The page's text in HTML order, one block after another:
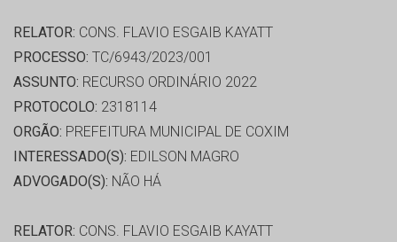
RELATOR: CONS. FLAVIO ESGAIB KAYATT
PROCESSO: TC/6943/2023/001
ASSUNTO: RECURSO ORDINÁRIO 2022
PROTOCOLO: 2318114
ORGÃO: PREFEITURA MUNICIPAL DE COXIM
INTERESSADO(S): EDILSON MAGRO
ADVOGADO(S): NÃO HÁ
RELATOR: CONS. FLAVIO ESGAIB KAYATT